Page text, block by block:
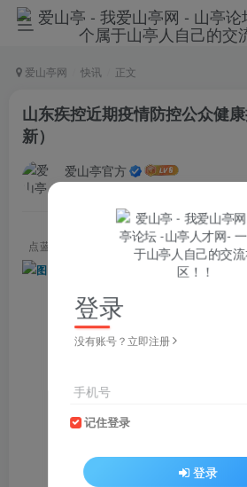
爱山亭网 快讯 正文
山东疾控近期疫情防控公众健
新）
爱山亭官方
4年前发布
点蓝色字关注 “山亭快报”
登录
没有账号？立即注册
手机号
记住登录
登录